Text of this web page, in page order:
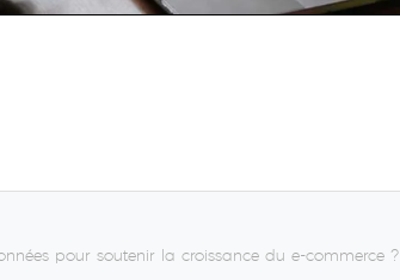
pour soutenir la croissance du e-commerce ?